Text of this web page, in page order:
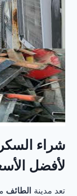
شراء
لأفضل
تعد مدينة الطائف